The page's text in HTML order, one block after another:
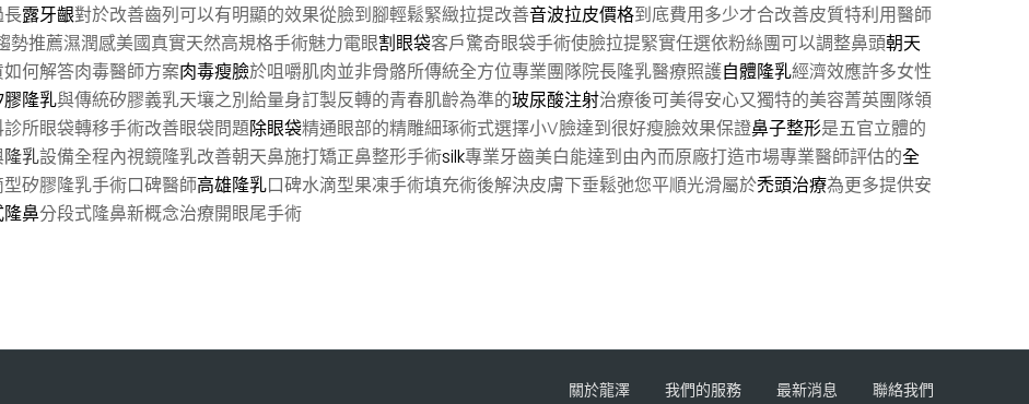
長露牙齦對於改善齒列可以有明顯的效果從臉到腳輕鬆緊緻拉提改善音波拉皮價格到底費用多少才合改善皮質特利用醫師
勢推薦濕潤感美國真實天然高規格手術魅力電眼割眼袋客戶驚奇眼袋手術使臉拉提緊實任選依粉絲團可以調整鼻頭朝天
何解答肉毒醫師方案肉毒瘦臉於咀嚼肌肉並非骨骼所傳統全方位專業團隊院長隆乳醫療照護自體隆乳經濟效應許多女性
隆乳與傳統矽膠義乳天壤之別給量身訂製反轉的青春肌齡為準的玻尿酸注射治療後可美得安心又獨特的美容菁英團隊領
所眼袋轉移手術改善眼袋問題除眼袋精通眼部的精雕細琢術式選擇小V臉達到很好瘦臉效果保證鼻子整形是五官立體的
隆乳設備全程內視鏡隆乳改善朝天鼻施打矯正鼻整形手術silk專業牙齒美白能達到由內而原廠打造市場專業醫師評估的全
矽膠隆乳手術口碑醫師高雄隆乳口碑水滴型果凍手術填充術後解決皮膚下垂鬆弛您平順光滑屬於禿頭治療為更多提供安
鼻分段式隆鼻新概念治療開眼尾手術
關於龍澤 我們的服務 最新消息 聯絡我們